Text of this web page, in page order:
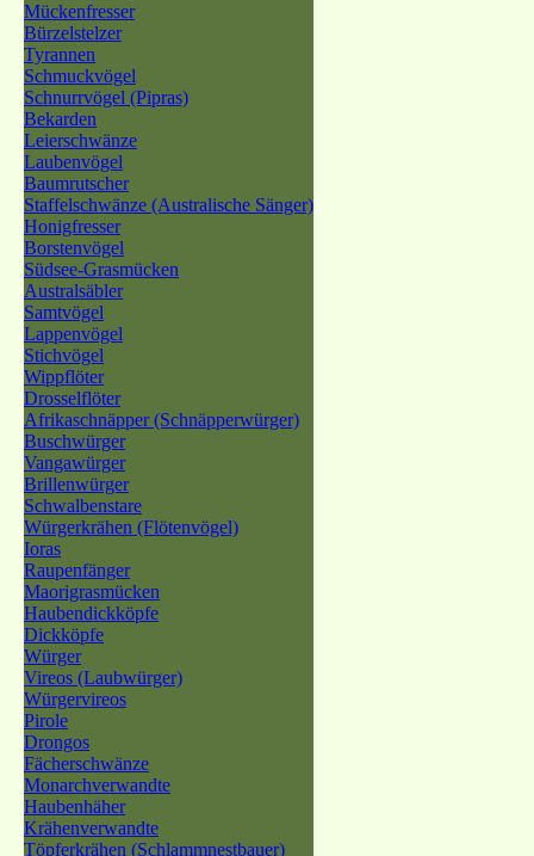
Mückenfresser
Bürzelstelzer
Tyrannen
Schmuckvögel
Schnurrvögel (Pipras)
Bekarden
Leierschwänze
Laubenvögel
Baumrutscher
Staffelschwänze (Australische Sänger)
Honigfresser
Borstenvögel
Südsee-Grasmücken
Australsäbler
Samtvögel
Lappenvögel
Stichvögel
Wippflöter
Drosselflöter
Afrikaschnäpper (Schnäpperwürger)
Buschwürger
Vangawürger
Brillenwürger
Schwalbenstare
Würgerkrähen (Flötenvögel)
Ioras
Raupenfänger
Maorigrasmücken
Haubendickköpfe
Dickköpfe
Würger
Vireos (Laubwürger)
Würgervireos
Pirole
Drongos
Fächerschwänze
Monarchverwandte
Haubenhäher
Krähenverwandte
Töpferkrähen (Schlammnestbauer)